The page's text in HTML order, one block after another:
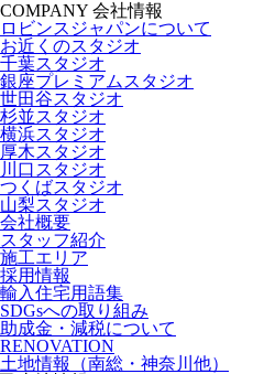
COMPANY 会社情報
ロビンスジャパンについて
お近くのスタジオ
千葉スタジオ
銀座プレミアムスタジオ
世田谷スタジオ
杉並スタジオ
横浜スタジオ
厚木スタジオ
川口スタジオ
つくばスタジオ
山梨スタジオ
会社概要
スタッフ紹介
施工エリア
採用情報
輸入住宅用語集
SDGsへの取り組み
助成金・減税について
RENOVATION
土地情報
（南総・神奈川他）